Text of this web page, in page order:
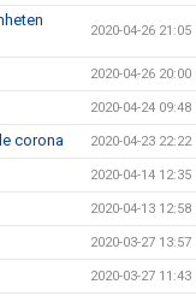
2020-04-26 21:05
2020-04-26 20:00
2020-04-24 09:48
corona 2020-04-23 22:22
2020-04-14 12:35
2020-04-13 12:58
2020-03-27 13:57
2020-03-27 11:43